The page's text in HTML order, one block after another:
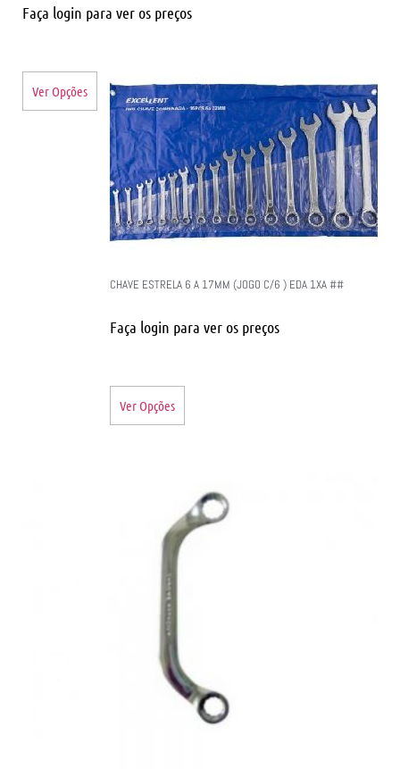
Faça login para ver os preços
Ver Opções
CHAVE ESTRELA 6 A 17MM (JOGO C/6 ) EDA 1XA ##
Faça login para ver os preços
Ver Opções